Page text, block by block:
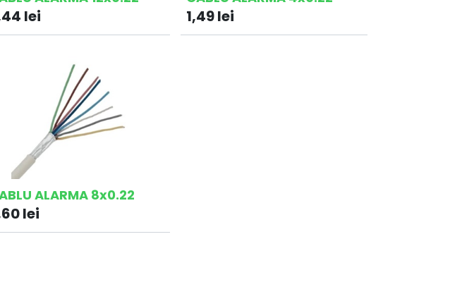
lei 1,49lei
ALARMA 8x0.22
lei